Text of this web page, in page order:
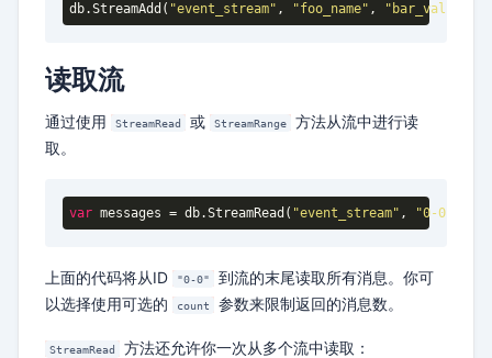
db.StreamAdd ( "event_stream" , "foo_name" , "bar_value"
读取流
通过使用 StreamRead 或 StreamRange
方法从流中进行读
取。
var messages = db.StreamRead( "event_stream" , "0-0"
上面的代码将从ID "0-0"
到流的末尾读取所有消息。你可
以选择使用可选的
count 参数来限制返回的消息数。
StreamRead 方法还允许你一次从多个流中读取：